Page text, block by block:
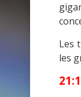
Les
les